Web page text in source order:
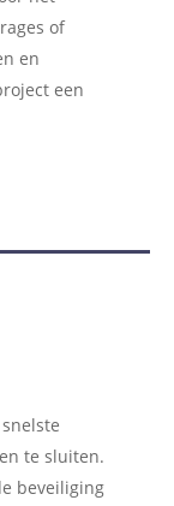
of
en
een
te sluiten.
beveiliging